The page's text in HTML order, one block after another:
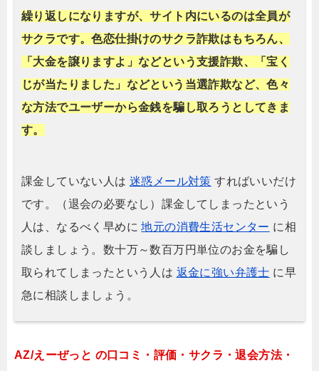
繰り返しになりますが、サイト内にいるのは全員が
サクラです。色恋仕掛けのサクラ詐欺はもちろん、
「大金を譲りますよ」などという支援詐欺、「宝く
じが当たりました」などという当選詐欺など、色々
な方法でユーザーから金銭を騙し取ろうとしてきま
す。
課金していない人は 迷惑メール対策 すればいいだけ
です。（退会の必要なし）課金してしまったという
人は、なるべく早めに地元の消費生活センター に相
談しましょう。数十万～数百万円単位のお金を騙し
取られてしまったという人は 返金に強い弁護士 に早
急に相談しましょう。
AZ/えーぜっと の口コミ・評価・サクラ・退会方法・